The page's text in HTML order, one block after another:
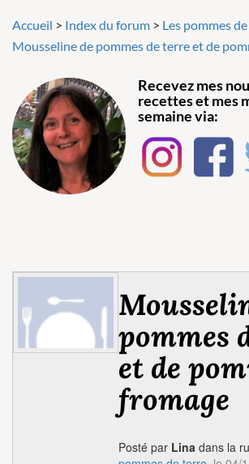
Accueil > Index du forum > Les pommes
Mousseline de pommes de terre et de
Recevez mes
recettes et mes
semaine via:
pommes
et de
fromage
Posté par Lina dans la